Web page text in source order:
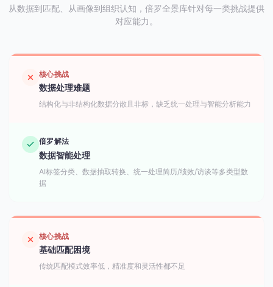
从数据到匹配、从画像到组织认知，倍罗全景库针对每一类挑战提供
对应能力。
核心挑战
数据处理难题
结构化与非结构化数据分散且非标，缺乏统一处理与智能分析能力
倍罗解法
数据智能处理
AI标签分类、数据抽取转换、统一处理简历/绩效/访谈等多类型数
据
核心挑战
基础匹配困境
传统匹配模式效率低，精准度和灵活性都不足